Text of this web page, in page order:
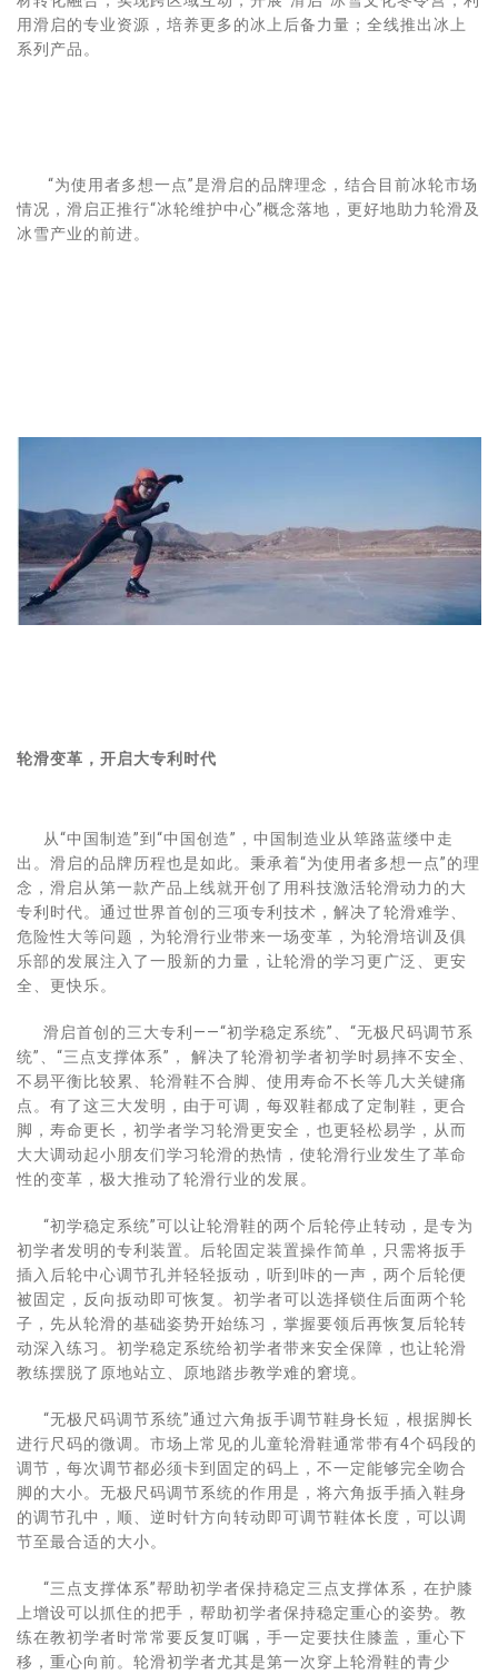
用滑启的专业资源，培养更多的冰上后备力量；全线推出冰上
系列产品。
“为使用者多想一点”是滑启的品牌理念，结合目前冰轮市场
情况，滑启正推行“冰轮维护中心”概念落地，更好地助力轮滑及
冰雪产业的前进。
轮滑变革，开启大专利时代
从“中国制造”到“中国创造”，中国制造业从筚路蓝缕中走
出。滑启的品牌历程也是如此。秉承着“为使用者多想一点”的理
念，滑启从第一款产品上线就开创了用科技激活轮滑动力的大
专利时代。通过世界首创的三项专利技术，解决了轮滑难学、
危险性大等问题，为轮滑行业带来一场变革，为轮滑培训及俱
乐部的发展注入了一股新的力量，让轮滑的学习更广泛、更安
全、更快乐。
滑启首创的三大专利——“初学稳定系统”、“无极尺码调节系
统”、“三点支撑体系”， 解决了轮滑初学者初学时易摔不安全、
不易平衡比较累、轮滑鞋不合脚、使用寿命不长等几大关键痛
点。有了这三大发明，由于可调，每双鞋都成了定制鞋，更合
脚，寿命更长，初学者学习轮滑更安全，也更轻松易学，从而
大大调动起小朋友们学习轮滑的热情，使轮滑行业发生了革命
性的变革，极大推动了轮滑行业的发展。
“初学稳定系统”可以让轮滑鞋的两个后轮停止转动，是专为
初学者发明的专利装置。后轮固定装置操作简单，只需将扳手
插入后轮中心调节孔并轻轻扳动，听到咔的一声，两个后轮便
被固定，反向扳动即可恢复。初学者可以选择锁住后面两个轮
子，先从轮滑的基础姿势开始练习，掌握要领后再恢复后轮转
动深入练习。初学稳定系统给初学者带来安全保障，也让轮滑
教练摆脱了原地站立、原地踏步教学难的窘境。
“无极尺码调节系统”通过六角扳手调节鞋身长短，根据脚长
进行尺码的微调。市场上常见的儿童轮滑鞋通常带有4个码段的
调节，每次调节都必须卡到固定的码上，不一定能够完全吻合
脚的大小。无极尺码调节系统的作用是，将六角扳手插入鞋身
的调节孔中，顺、逆时针方向转动即可调节鞋体长度，可以调
节至最合适的大小。
“三点支撑体系”帮助初学者保持稳定三点支撑体系，在护膝
上增设可以抓住的把手，帮助初学者保持稳定重心的姿势。教
练在教初学者时常常要反复叮嘱，手一定要扶住膝盖，重心下
移，重心向前。轮滑初学者尤其是第一次穿上轮滑鞋的青少